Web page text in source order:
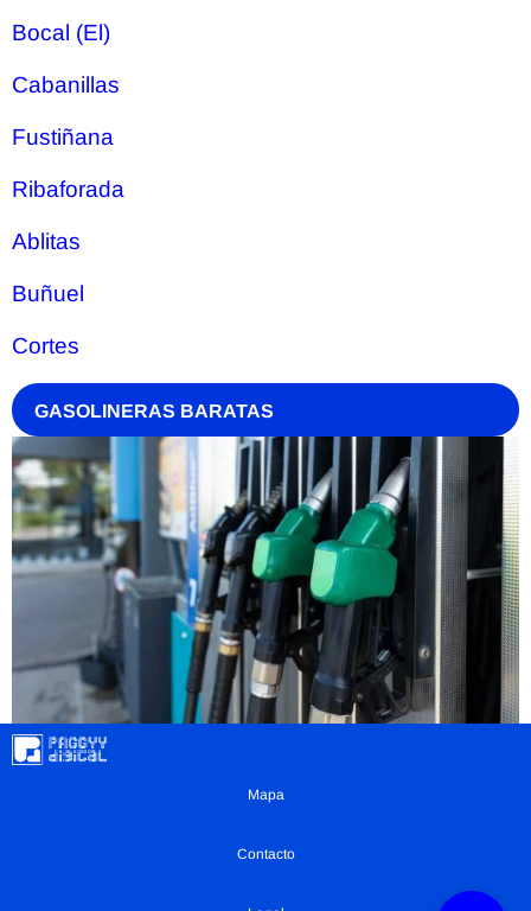
Bocal (El)
Cabanillas
Fustiñana
Ribaforada
Ablitas
Buñuel
Cortes
GASOLINERAS BARATAS
Mapa
Contacto